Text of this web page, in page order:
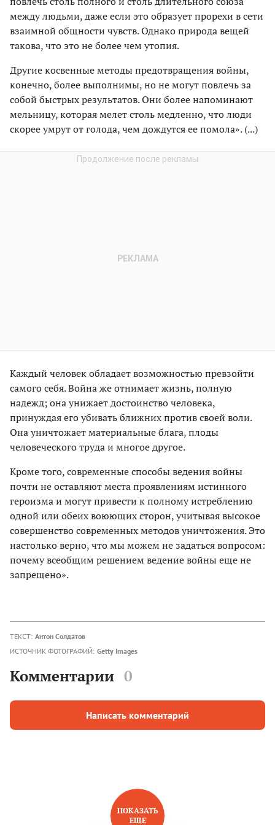
между людьми, даже если это образует прорехи в сети
взаимной общности чувств. Однако природа вещей
такова, что это не более чем утопия.
Другие косвенные методы предотвращения войны,
конечно, более выполнимы, но не могут повлечь за
собой быстрых результатов. Они более напоминают
мельницу, которая мелет столь медленно, что люди
скорее умрут от голода, чем дождутся ее помола». (...)
Каждый человек обладает возможностью превзойти
самого себя. Война же отнимает жизнь, полную
надежд; она унижает достоинство человека,
принуждая его убивать ближних против своей воли.
Она уничтожает материальные блага, плоды
человеческого труда и многое другое.
Кроме того, современные способы ведения войны
почти не оставляют места проявлениям истинного
героизма и могут привести к полному истреблению
одной или обеих воюющих сторон, учитывая высокое
совершенство современных методов уничтожения. Это
настолько верно, что мы можем не задаться вопросом:
почему всеобщим решением ведение войны еще не
запрещено».
ТЕКСТ: Антон Солдатов
ИСТОЧНИК ФОТОГРАФИЙ: Getty Images
Комментарии 0
Написать комментарий
ПОКАЗАТЬ
ЕЩЕ